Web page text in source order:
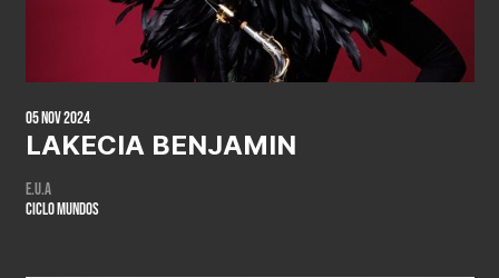
05 Nov 2024
LAKECIA BENJAMIN
E.U.A
CICLO MUNDOS